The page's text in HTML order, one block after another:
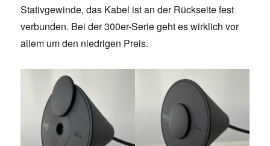
Stativgewinde, das Kabel ist an der Rückseite fest
verbunden. Bei der 300er-Serie geht es wirklich vor
allem um den niedrigen Preis.